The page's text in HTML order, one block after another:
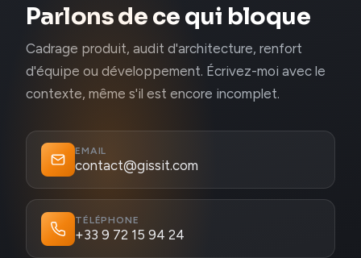
Parlons de ce qui bloque
Cadrage produit, audit d'architecture, renfort
d'équipe ou développement. Écrivez-moi avec le
contexte, même s'il est encore incomplet.
EMAIL
contact@gissit.com
TÉLÉPHONE
+33 9 72 15 94 24